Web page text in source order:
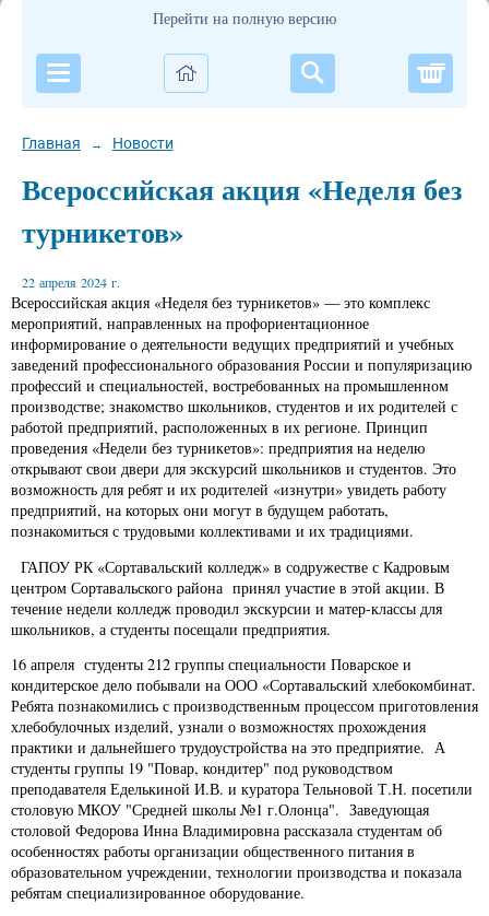
Перейти на полную версию
Главная → Новости
Всероссийская акция «Неделя без
турникетов»
22 апреля 2024 г.
Всероссийская акция «Неделя без турникетов» — это комплекс
мероприятий, направленных на профориентационное
информирование о деятельности ведущих предприятий и учебных
заведений профессионального образования России и популяризацию
профессий и специальностей, востребованных на промышленном
производстве; знакомство школьников, студентов и их родителей с
работой предприятий, расположенных в их регионе. Принцип
проведения «Недели без турникетов»: предприятия на неделю
открывают свои двери для экскурсий школьников и студентов. Это
возможность для ребят и их родителей «изнутри» увидеть работу
предприятий, на которых они могут в будущем работать,
познакомиться с трудовыми коллективами и их традициями.
ГАПОУ РК «Сортавальский колледж» в содружестве с Кадровым
центром Сортавальского района принял участие в этой акции. В
течение недели колледж проводил экскурсии и матер-классы для
школьников, а студенты посещали предприятия.
16 апреля студенты 212 группы специальности Поварское и
кондитерское дело побывали на ООО «Сортавальский хлебокомбинат.
Ребята познакомились с производственным процессом приготовления
хлебобулочных изделий, узнали о возможностях прохождения
практики и дальнейшего трудоустройства на это предприятие. А
студенты группы 19 "Повар, кондитер" под руководством
преподавателя Еделькиной И.В. и куратора Тельновой Т.Н. посетили
столовую МКОУ "Средней школы №1 г.Олонца". Заведующая
столовой Федорова Инна Владимировна рассказала студентам об
особенностях работы организации общественного питания в
образовательном учреждении, технологии производства и показала
ребятам специализированное оборудование.